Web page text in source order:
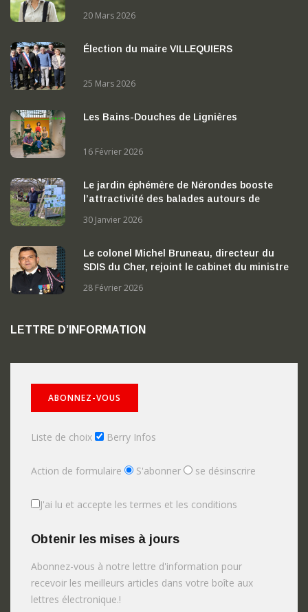
20 Mars 2026
Élection du maire VILLEQUIERS
25 Mars 2026
Les Bains-Douches de Lignières
16 Février 2026
Le jardin éphémère de Nérondes booste
l’attractivité des balades autours de
30 Janvier 2026
Le colonel Michel Bruneau, directeur du
SDIS du Cher, rejoint le cabinet du ministre
28 Février 2026
LETTRE D’INFORMATION
Liste de choix Berry Infos
Action de formulaire S'abonner se désinscrire
J'ai lu et accepte les termes et les conditions
Obtenir les mises à jours
Abonnez-vous à notre lettre d'information pour
recevoir les meilleurs articles dans votre boîte aux
lettres électronique.!